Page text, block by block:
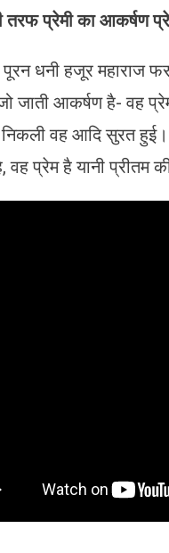
तरफ प्रेमी का आकर्षण
धनी हजूर महाराज
जाती आकर्षण है- वह
निकली वह आदि सुरत
वह प्रेम है यानी प्रीतम